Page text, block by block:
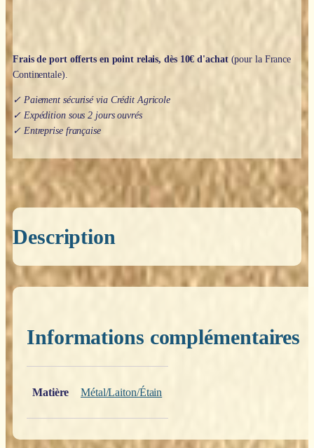
Frais de port offerts en point relais, dès 10€ d'achat(pour la France
Continentale).
✓ Paiement sécurisé via Crédit Agricole
✓ Expédition sous 2 jours ouvrés
✓ Entreprise française
Description
Informations complémentaires
Matière
Métal/Laiton/Étain